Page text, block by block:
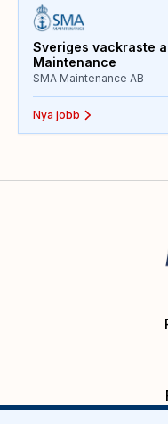
Sveriges vackraste
Maintenance
SMA Maintenance AB
Nya jobb